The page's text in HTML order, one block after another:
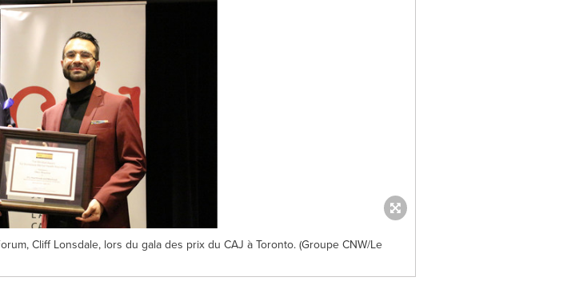
Cliff Lonsdale, lors du gala des prix du CAJ à Toronto. (Groupe CNW/Le